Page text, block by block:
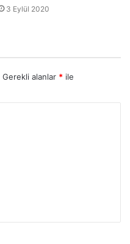
3 Eylül 2020
Gerekli alanlar * ile